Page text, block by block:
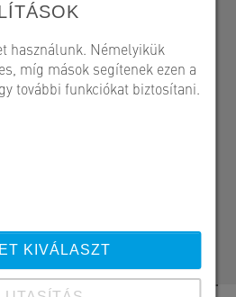
- PDF
Magyarország Kft.
umwelttechnik.hu
használunk. Némelyikük
míg mások segítenek ezen a
további funkciókat biztosítani.
KIVÁLASZT